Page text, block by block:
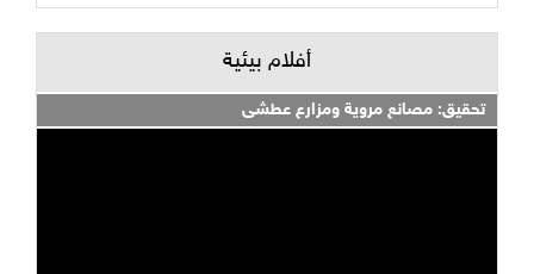
أفلام بيئية
تحقيق: مصانع مروية ومزارع عطشى